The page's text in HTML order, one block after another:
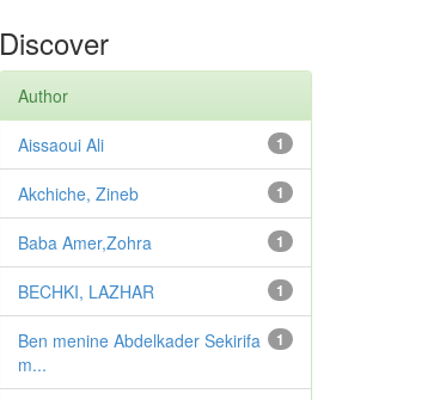
Discover
Author
1
Aissaoui Ali
1
Akchiche, Zineb
1
Baba Amer,Zohra
1
BECHKI, LAZHAR
1
Ben menine Abdelkader Sekirifa
m...